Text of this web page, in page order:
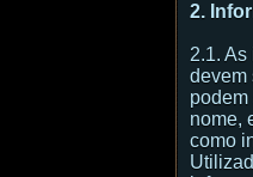
2.
2.1.
devem
nome,
como